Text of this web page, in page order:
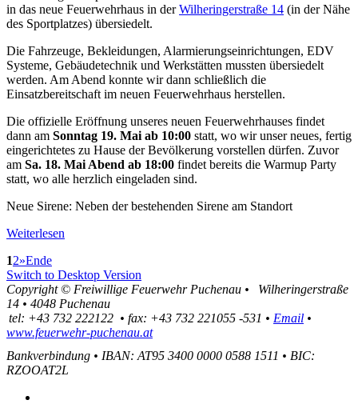
in das neue Feuerwehrhaus in derWilheringerstraße 14 (in der Nähe
des Sportplatzes) übersiedelt.
Die Fahrzeuge, Bekleidungen, Alarmierungseinrichtungen, EDV
Systeme, Gebäudetechnik und Werkstätten mussten übersiedelt
werden. Am Abend konnte wir dann schließlich die
Einsatzbereitschaft im neuen Feuerwehrhaus herstellen.
Die offizielle Eröffnung unseres neuen Feuerwehrhauses findet
dann am Sonntag 19. Mai ab 10:00 statt, wo wir unser neues, fertig
eingerichtetes zu Hause der Bevölkerung vorstellen dürfen. Zuvor
am Sa. 18. Mai Abend ab 18:00 findet bereits die Warmup Party
statt, wo alle herzlich eingeladen sind.
Neue Sirene: Neben der bestehenden Sirene am Standort
Weiterlesen
12»Ende
Switch to Desktop Version
Copyright © Freiwillige Feuerwehr Puchenau •
Wilheringerstraße
14 • 4048 Puchenau
tel: +43 732 222122 • fax: +43 732 221055 -531 • Email •
www.feuerwehr-puchenau.at
Bankverbindung • IBAN: AT95 3400 0000 0588 1511 • BIC:
RZOOAT2L